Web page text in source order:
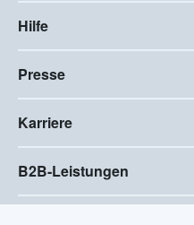
Hilfe
Presse
Karriere
B2B-Leistungen